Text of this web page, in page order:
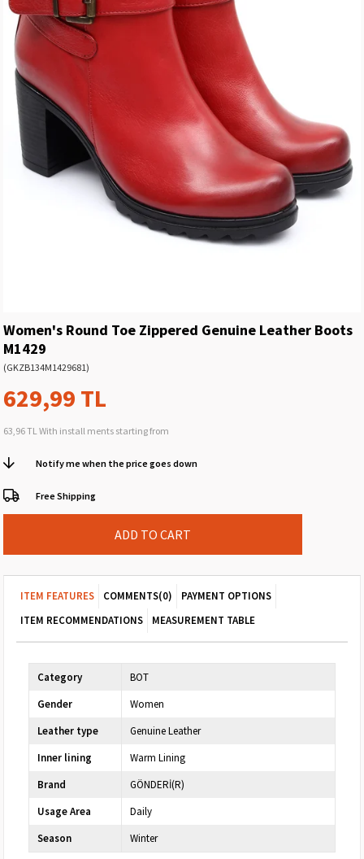
Women's Round Toe Zippered Genuine Leather Boots
M1429
(GKZB134M1429681)
629,99 TL
63,96 TL With install ments starting from
Notify me when the price goes down
Free Shipping
ITEM FEATURES COMMENTS(0)
PAYMENT OPTIONS
ITEM RECOMMENDATIONS
MEASUREMENT TABLE
Category
BOT
Gender
Women
Leather type
Genuine Leather
Inner lining
Warm Lining
Brand
GÖNDERİ(R)
Usage Area
Daily
Season
Winter